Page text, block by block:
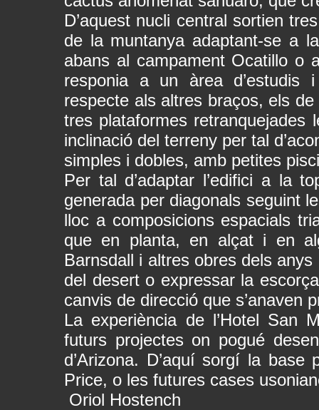
D’aquest nucli central sortien
de la muntanya adaptant-se a
abans al campament Ocatillo o
responia a un àrea d’estudis
respecte als altres braços, els
tres plataformes
inclinació del terreny per tal
simples i dobles, amb petites
Per tal d’adaptar l’edifici a la
generada per diagonals seguint
lloc a composicions espacials
que en planta, en alçat i en
Barnsdall i altres obres dels
del desert o expressar la
canvis de direcció que s’anaven
La experiència de l’Hotel San
futurs projectes on pogué
d’Arizona. D’aquí sorgí la
Price, o les futures cases
Oriol Hostench